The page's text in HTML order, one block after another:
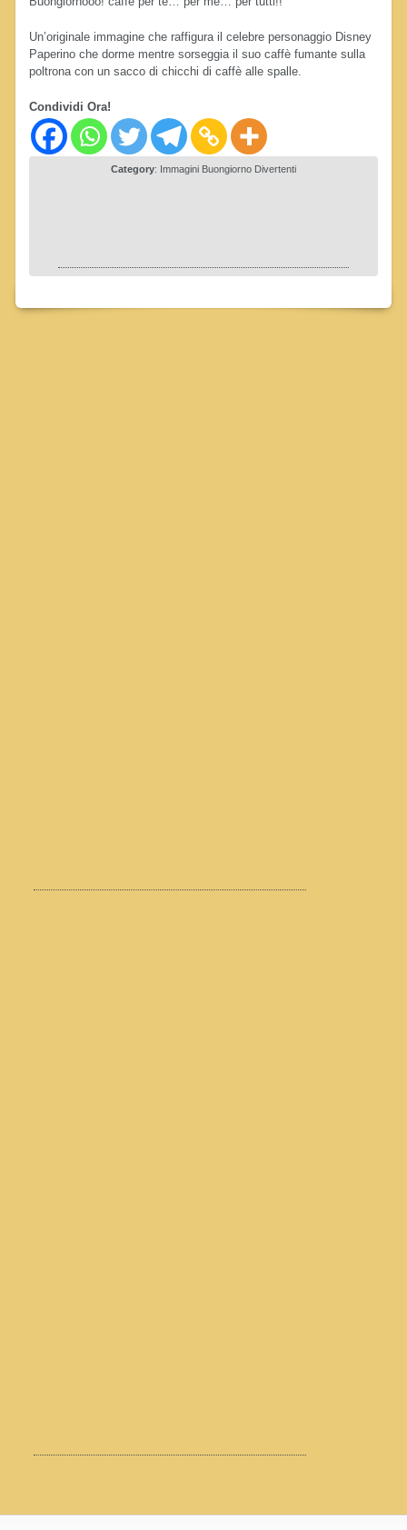
Un’originale immagine che raffigura il celebre personaggio Disney
Paperino che dorme mentre sorseggia il suo caffè fumante sulla
poltrona con un sacco di chicchi di caffè alle spalle.
Condividi Ora!
Category: Immagini Buongiorno Divertenti